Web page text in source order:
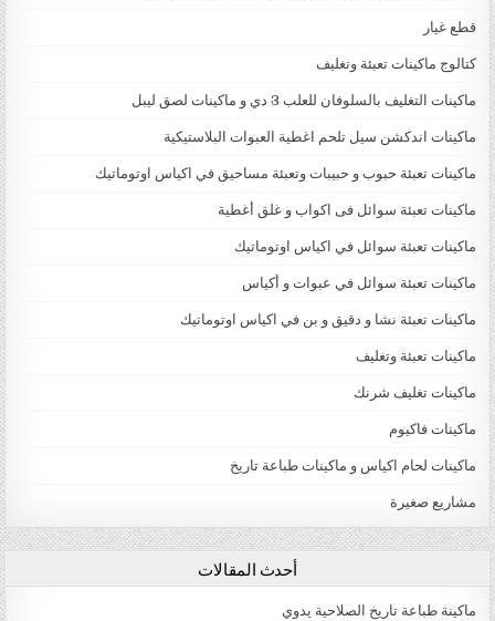
قطع غيار
كتالوج ماكينات تعبئة وتغليف
ماكينات التغليف بالسلوفان للعلب 3 دي و ماكينات لصق ليبل
ماكينات اندكشن سيل تلحم اغطية العبوات البلاستيكية
ماكينات تعبئة حبوب و حبيبات وتعبئة مساحيق في اكياس اوتوماتيك
ماكينات تعبئة سوائل فى اكواب و غلق أغطية
ماكينات تعبئة سوائل في اكياس اوتوماتيك
ماكينات تعبئة سوائل في عبوات و أكياس
ماكينات تعبئة نشا و دقيق و بن في اكياس اوتوماتيك
ماكينات تعبئة وتغليف
ماكينات تغليف شرنك
ماكينات فاكيوم
ماكينات لحام اكياس و ماكينات طباعة تاريخ
مشاريع صغيرة
أحدث المقالات
ماكينة طباعة تاريخ الصلاحية يدوي